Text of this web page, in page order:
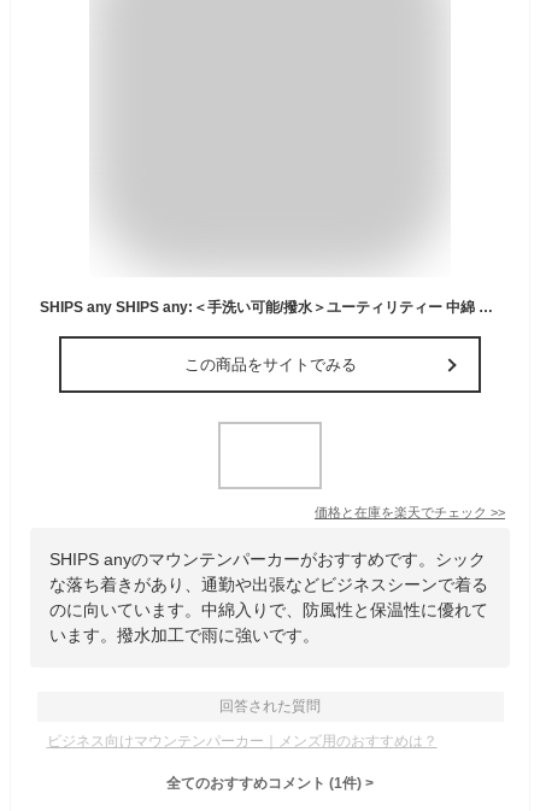
SHIPS any SHIPS any:＜手洗い可能/撥水＞ユーティリティー 中綿 マウンテンパーカー 25AW◇ シップス ジャケット・アウター マウンテンパーカー グリーン ブラック【送料無料】
この商品をサイトでみる
価格と在庫を楽天でチェック >>
SHIPS anyのマウンテンパーカーがおすすめです。シック
な落ち着きがあり、通勤や出張などビジネスシーンで着る
のに向いています。中綿入りで、防風性と保温性に優れて
います。撥水加工で雨に強いです。
回答された質問
ビジネス向けマウンテンパーカー｜メンズ用のおすすめは？
全てのおすすめコメント (1件) >